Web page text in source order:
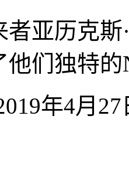
者亚历克
他们独特
年4月27